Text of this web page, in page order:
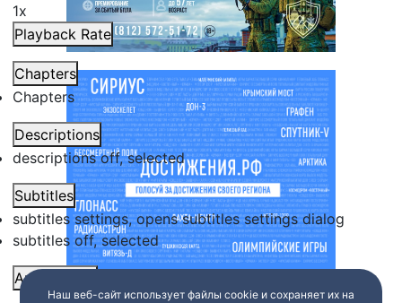
1x
Playback Rate
Chapters
Chapters
Descriptions
descriptions off, selected
Subtitles
subtitles settings, opens subtitles settings dialog
subtitles off, selected
Audio Track
Наш веб-сайт использует файлы cookie и сохраняет их на